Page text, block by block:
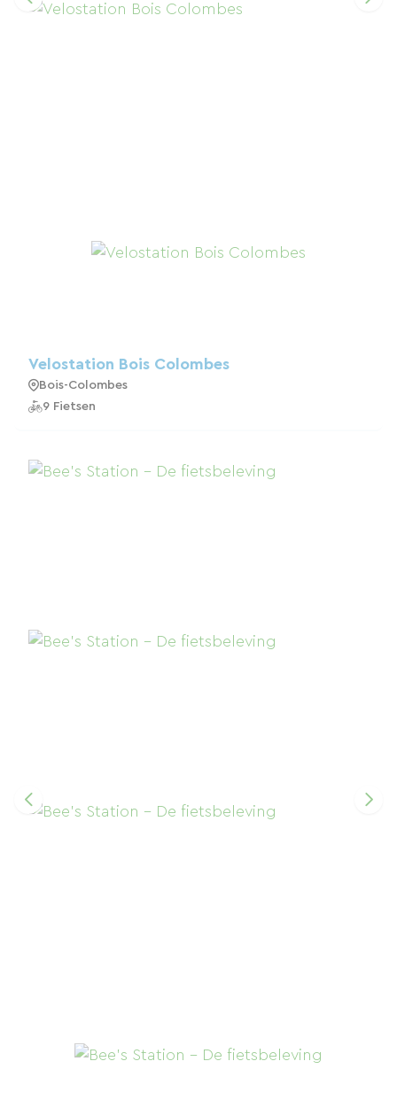
Velostation Bois Colombes
Bois-Colombes
9 Fietsen